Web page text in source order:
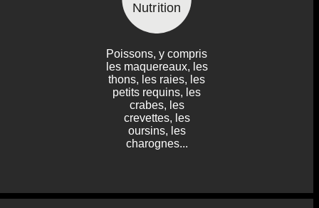
Nutrition
Poissons, y compris
les maquereaux, les
thons, les raies, les
petits requins, les
crabes, les
crevettes, les
oursins, les
charognes...